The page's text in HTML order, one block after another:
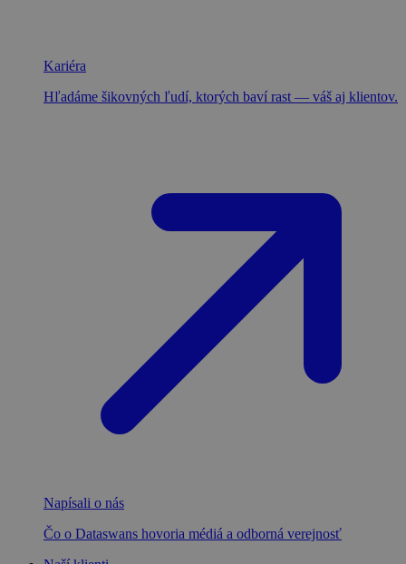
Kariéra
Hľadáme šikovných ľudí, ktorých baví rast — váš aj klientov.
Napísali o nás
Čo o Dataswans hovoria médiá a odborná verejnosť